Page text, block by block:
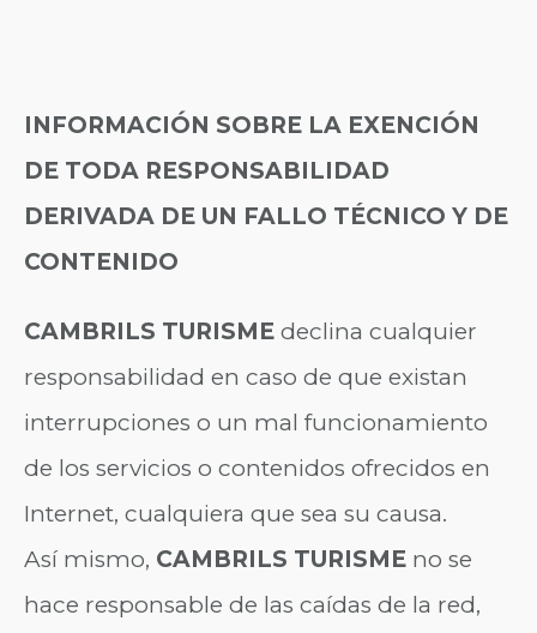
INFORMACIÓN SOBRE LA EXENCIÓN
DE TODA RESPONSABILIDAD
DERIVADA DE UN FALLO TÉCNICO Y DE
CONTENIDO
CAMBRILS TURISME declina cualquier
responsabilidad en caso de que existan
interrupciones o un mal funcionamiento
de los servicios o contenidos ofrecidos en
Internet, cualquiera que sea su causa.
Así mismo, CAMBRILS TURISME no se
hace responsable de las caídas de la red,